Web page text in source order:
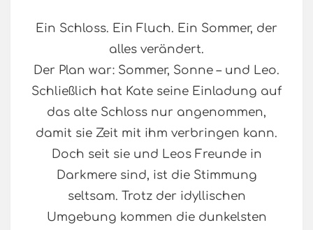
Ein Schloss. Ein Fluch. Ein Sommer, der
alles verändert.
Der Plan war: Sommer, Sonne – und Leo.
Schließlich hat Kate seine Einladung auf
das alte Schloss nur angenommen,
damit sie Zeit mit ihm verbringen kann.
Doch seit sie und Leos Freunde in
Darkmere sind, ist die Stimmung
seltsam. Trotz der idyllischen
Umgebung kommen die dunkelsten